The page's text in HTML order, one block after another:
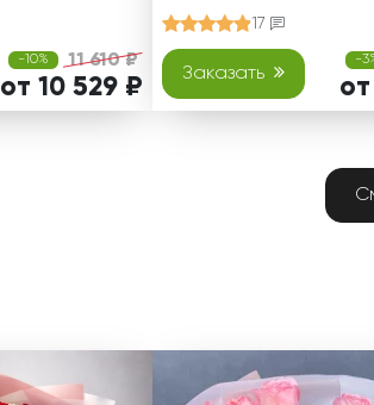
-10% 11 610 ₽
от 10 529 ₽
17
Заказать
-